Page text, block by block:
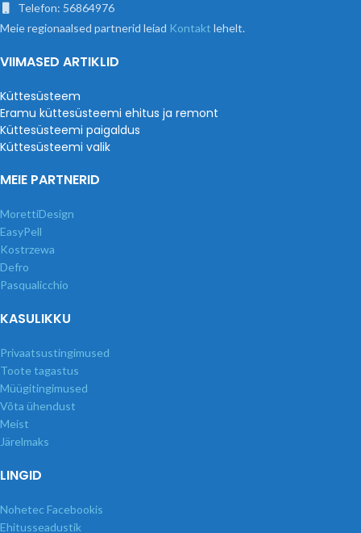
Telefon: 56864976
Meie regionaalsed partnerid leiad Kontakt lehelt.
VIIMASED ARTIKLID
Küttesüsteem
Eramu küttesüsteemi ehitus ja remont
Küttesüsteemi paigaldus
Küttesüsteemi valik
MEIE PARTNERID
MorettiDesign
EasyPell
Kostrzewa
Defro
Pasqualicchio
KASULIKKU
Privaatsustingimused
Toote tagastus
Müügitingimused
Võta ühendust
Meist
Järelmaks
LINGID
Nohetec Facebookis
Ehitusseadustik